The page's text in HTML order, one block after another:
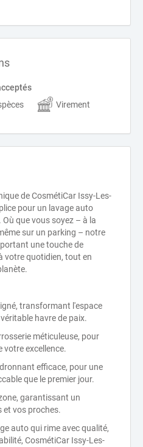
Virement
de CosmétiCar Issy-Les-
pour un lavage auto
que vous soyez – à la
sur un parking – notre
une touche de
votre quotidien, tout en
transformant l'espace
havre de paix.
méticuleuse, pour
votre excellence.
efficace, pour une
que le premier jour.
garantissant un
et vos proches.
auto qui rime avec qualité,
CosmétiCar Issy-Les-